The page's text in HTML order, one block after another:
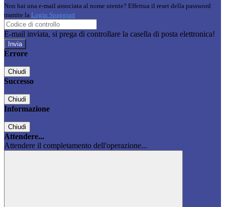
Non hai una e-mail associata al nome utente? Effettua il reset della password
tramite la Login Spaggiari
E-mail inviata, si prega di controllare la casella di posta elettronica!
Errore
Chiudi
Successo
Chiudi
Informazione
Chiudi
Attendere...
Attendere il completamento dell'operazione...